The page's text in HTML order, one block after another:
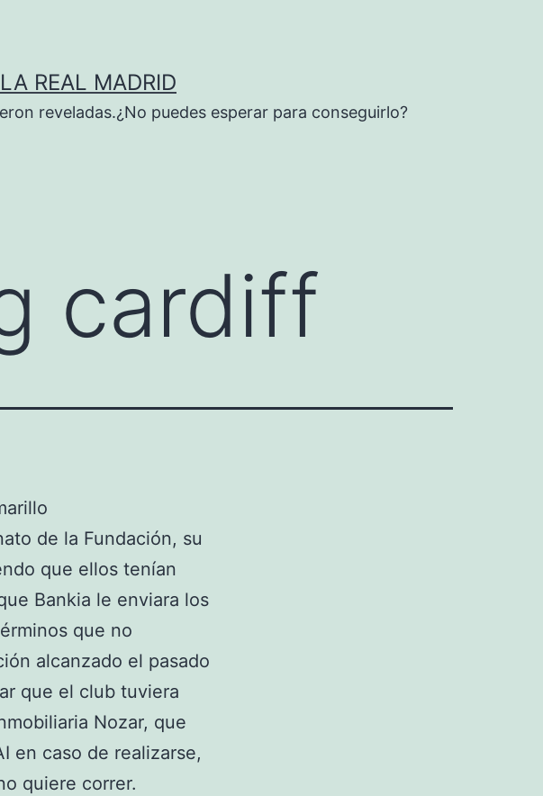
REAL MADRID
reveladas.¿No puedes esperar para conseguirlo?
cardiff
de la Fundación, su
que ellos tenían
Bankia le enviara los
que no
alcanzado el pasado
que el club tuviera
Nozar, que
en caso de realizarse,
quiere correr.